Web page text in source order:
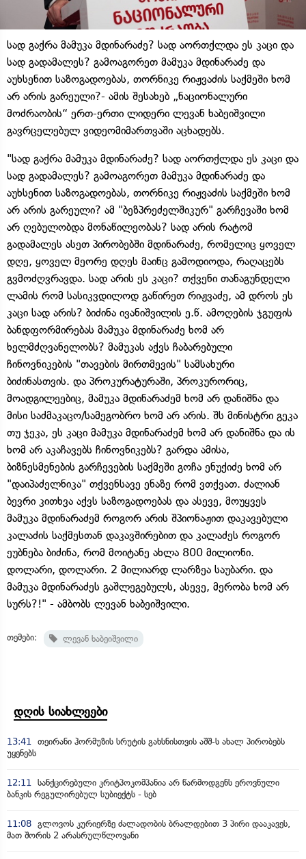
სად გაქრა მამუკა მდინარაძე? სად აორთქლდა ეს კაცი და
სად გადამალეს? გამოაგორეთ მამუკა მდინარაძე და
აუხსენით საზოგადოებას, თორნიკე რიჟვაძის საქმეში ხომ
არ არის გარეული?- ამის შესახებ „ნაციონალური
მოძრაობის“ ერთ-ერთი ლიდერი ლევან ხაბეიშვილი
გავრცელებულ ვიდეომიმართვაში აცხადებს.
"სად გაქრა მამუკა მდინარაძე? სად აორთქლდა ეს კაცი და
სად გადამალეს? გამოაგორეთ მამუკა მდინარაძე და
აუხსენით საზოგადოებას, თორნიკე რიჟვაძის საქმეში ხომ
არ არის გარეული? ამ "ბეზპრეძელშიკურ" გარჩევაში ხომ
არ ღებულობდა მონაწილეობას? სად არის რატომ
გადამალეს ასეთ პირობებში მდინარაძე, რომელიც ყოველ
დღე, ყოველ მეორე დღეს მაინც გამოდიოდა, რაღაცებს
გვმოძღვრავდა. სად არის ეს კაცი? თქვენი თანაგუნდელი
ლამის რომ სასიკვდილოდ გაწირეთ რიჟვაძე, ამ დროს ეს
კაცი სად არის? ბიძინა ივანიშვილის ე.წ. ამოღების ჯგუფის
ბანდფორმირებას მამუკა მდინარაძე ხომ არ
ხელმძღვანელობს? მამუკას აქვს ჩაბარებული
ჩინოვნიკების "თავების მირთმევის" სამსახური
ბიძინასთვის. და პროკურატურაში, პროკურორიც,
მოადგილეებიც, მამუკა მდინარაძემ ხომ არ დანიშნა და
მისი საძმაკაცო/სამეგობრო ხომ არ არის. შს მინისტრი გეკა
თუ ჯეკა, ეს კაცი მამუკა მდინარაძემ ხომ არ დანიშნა და ის
ხომ არ აკაჩავებს ჩინოვნიკებს? გარდა ამისა,
ბიზნესმენების გარჩევების საქმეში გოჩა ენუქიძე ხომ არ
"დაიპაძელნიკა" თქვენსავე ენაზე რომ ვთქვათ. ძალიან
ბევრი კითხვა აქვს საზოგადოებას და ასევე, მოუყვეს
მამუკა მდინარაძემ როგორ არის შპიონაჟით დაკავებული
კალაძის საქმესთან დაკავშირებით და კალაძეს როგორ
ეუბნება ბიძინა, რომ მოიტანე ახლა 800 მილიონი.
დოლარი, დოლარი. 2 მილიარდ ლარზეა საუბარი. და
მამუკა მდინარაძეს გაშლეგებულს, ასევე, მერობა ხომ არ
სურს?!" - ამბობს ლევან ხაბეიშვილი.
თემები: ლევან ხაბეიშვილი
დღის სიახლეები
13:41
თეირანი ჰორმუზის სრუტის გახსნისთვის აშშ-ს ახალ პირობებს
უყენებს
12:11
სანქცირებული კრიტპოკომპანია არ წარმოდგენს ეროვნული
ბანკის რეგულირებულ სუბიექტს - სებ
11:08 გლოვოს კურიერზე ძალადობის ბრალდებით 3 პირი დააკავეს,
მათ შორის 2 არასრულწლოვანი